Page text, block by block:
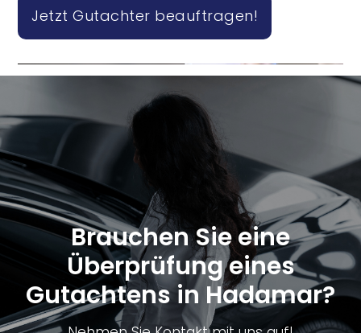
Jetzt Gutachter beauftragen!
Brauchen Sie eine
Überprüfung eines
Gutachtens in Hadamar?